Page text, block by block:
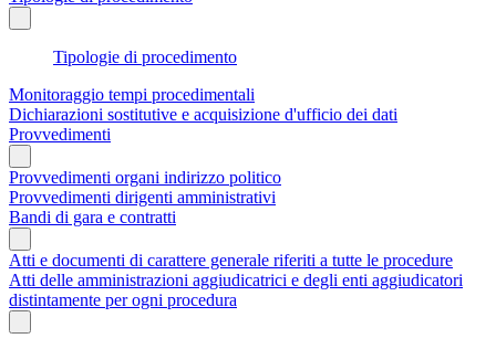
Tipologie di procedimento
Monitoraggio tempi procedimentali
Dichiarazioni sostitutive e acquisizione d'ufficio dei dati
Provvedimenti
Provvedimenti organi indirizzo politico
Provvedimenti dirigenti amministrativi
Bandi di gara e contratti
Atti e documenti di carattere generale riferiti a tutte le procedure
Atti delle amministrazioni aggiudicatrici e degli enti aggiudicatori
distintamente per ogni procedura